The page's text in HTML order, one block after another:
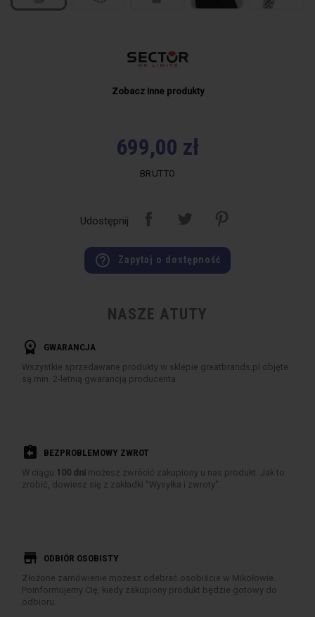
Zobacz inne produkty
699,00 zł
BRUTTO
Udostępnij
help_outline Zapytaj o dostępność
NASZE ATUTY
workspace_premium GWARANCJA
Wszystkie sprzedawane produkty w sklepie greatbrands.pl objęte
są min. 2-letnią gwarancją producenta.
assignment_return BEZPROBLEMOWY ZWROT
W ciągu 100 dni możesz zwrócić zakupiony u nas produkt. Jak to
zrobić, dowiesz się z zakładki "Wysyłka i zwroty".
store ODBIÓR OSOBISTY
Złożone zamówienie możesz odebrać osobiście w Mikołowie.
Poinformujemy Cię, kiedy zakupiony produkt będzie gotowy do
odbioru.